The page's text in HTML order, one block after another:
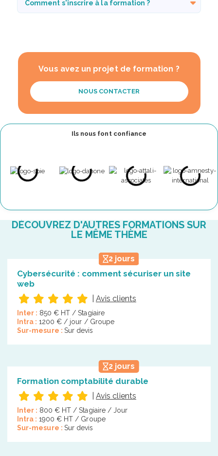
Comment s'inscrire à la formation ?
Vous avez un projet de formation ?
NOUS CONTACTER
Ils nous font confiance
DÉCOUVREZ D'AUTRES FORMATIONS SUR
LE MÊME THÈME
2 jours
Cybersécurité : comment sécuriser un site
web
Avis clients
Inter : 850 € HT / Stagiaire
Intra : 1200 € / jour / Groupe
Sur-mesure : Sur devis
2 jours
Formation comptabilité durable
Avis clients
Inter : 800 € HT / Stagiaire / Jour
Intra : 1900 € HT / Groupe
Sur-mesure : Sur devis